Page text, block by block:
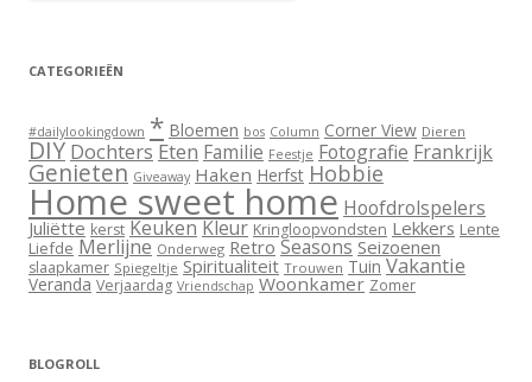
CATEGORIEËN
#dailylookingdown * Bloemen bos Column Corner View Dieren
DIY Dochters Eten Familie Feestje Fotografie Frankrijk
Genieten Giveaway Haken Herfst Hobbie
Home sweet home Hoofdrolspelers
Juliëtte kerst KeukenKleur Kringloopvondsten Lekkers Lente
Liefde Merlijne Onderweg Retro Seasons Seizoenen
slaapkamer Spiegeltje Spiritualiteit Trouwen Tuin Vakantie
Veranda Verjaardag Vriendschap Woonkamer Zomer
BLOGROLL